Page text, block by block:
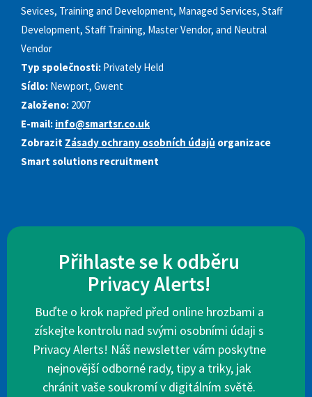
Sevices, Training and Development, Managed Services, Staff
Development, Staff Training, Master Vendor, and Neutral
Vendor
Typ společnosti: Privately Held
Sídlo: Newport, Gwent
Založeno: 2007
E-mail: info@smartsr.co.uk
Zobrazit Zásady ochrany osobních údajů organizace
Smart solutions recruitment
Přihlaste se k odběru
Privacy Alerts!
Buďte o krok napřed před online hrozbami a
získejte kontrolu nad svými osobními údaji s
Privacy Alerts! Náš newsletter vám poskytne
nejnovější odborné rady, tipy a triky, jak
chránit vaše soukromí v digitálním světě.